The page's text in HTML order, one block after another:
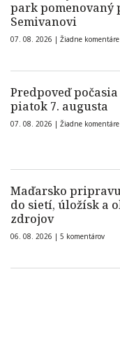
park pomenovaný
Semivanovi
07. 08. 2026 | Žiadne komentáre
Predpoveď
piatok 7. augusta
07. 08. 2026 | Žiadne komentáre
Maďarsko
do sietí, úložísk a
zdrojov
06. 08. 2026 | 5 komentárov